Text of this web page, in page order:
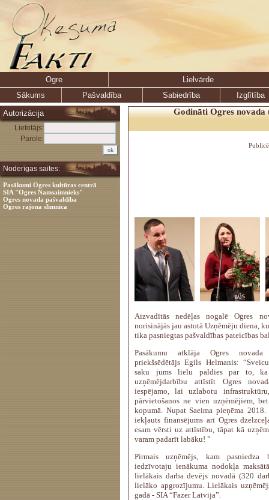
Ogre
Lielvārde
Sākums
Pašvaldība Sabiedrība
Izglītība
Autorizācija
Lietotājs:
Parole:
Noderīgas saites:
Pasākumi Ogres kultūras centrā
SIA "Ogres Namsaimnieks"
Ogres novada pašvaldība
Ogres rajona slimnīca
Godināti Ogres novada
Aizvadītās nedēļas nogalē Ogres
norisinājās jau astotā Uzņēmēju diena,
tika pasniegtas pašvaldības pateicības
Pasākumu atklāja Ogres novada
priekšsēdētājs Egils Helmanis:
saku jums lielu paldies par to,
uzņēmējdarbību attīstīt Ogres
iespējamo, lai uzlabotu
pārvietošanos ne vien uzņēmējiem,
kopumā. Nupat Saeima pieņēma
iekļauts finansējums arī Ogres
esam vērsti uz attīstību, tāpat kā
varam padarīt labāku! ”
Pirmais uzņēmējs, kam
iedzīvotaju ienākuma nodokļa
lielākais darba devējs novadā (320
lielāko apgrozījumu. Lielākais
gadā - SIA “Fazer Latvija”.